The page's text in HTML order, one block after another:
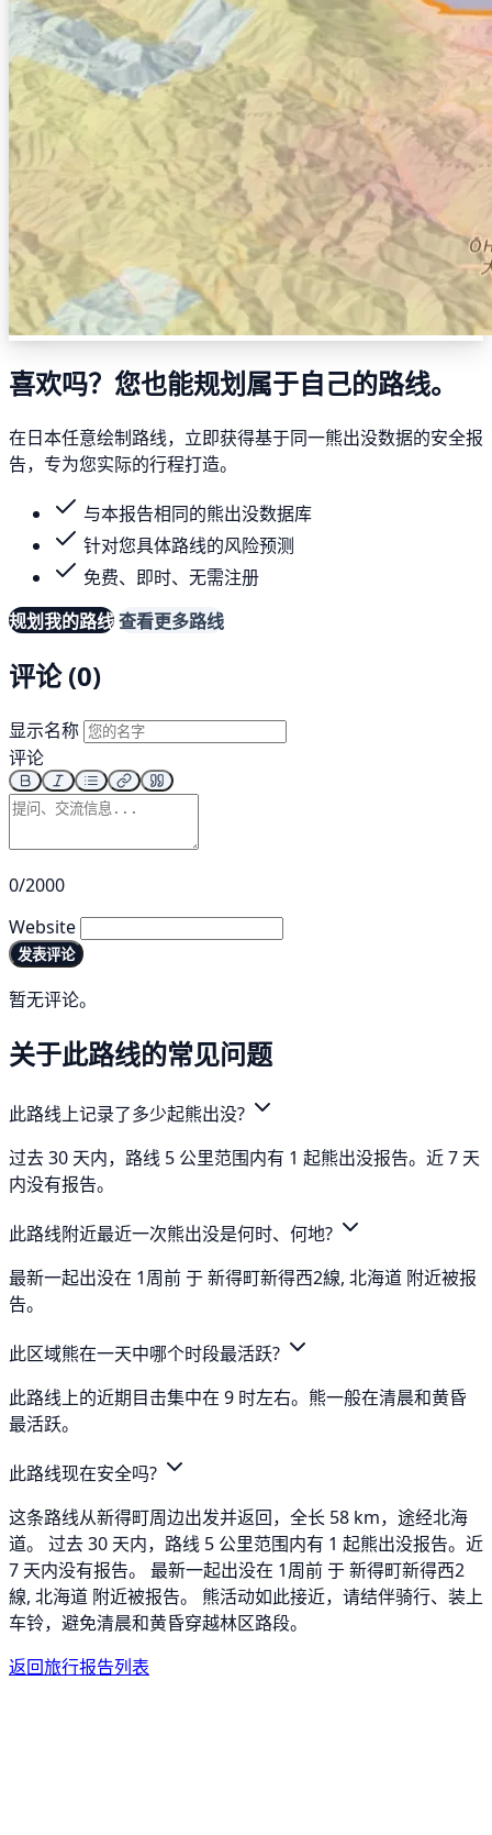
喜欢吗？您也能规划属于自己的路线。
在日本任意绘制路线，立即获得基于同一熊出没数据的安全报
告，专为您实际的行程打造。
与本报告相同的熊出没数据库
针对您具体路线的风险预测
免费、即时、无需注册
规划我的路线查看更多路线
评论 (0)
显示名称
评论
0/2000
Website
发表评论
暂无评论。
关于此路线的常见问题
此路线上记录了多少起熊出没?
过去 30 天内，路线 5 公里范围内有 1 起熊出没报告。近 7 天
内没有报告。
此路线附近最近一次熊出没是何时、何地?
最新一起出没在 1周前 于 新得町新得西2線, 北海道 附近被报
告。
此区域熊在一天中哪个时段最活跃?
此路线上的近期目击集中在 9 时左右。熊一般在清晨和黄昏
最活跃。
此路线现在安全吗?
这条路线从新得町周边出发并返回，全长 58 km，途经北海
道。 过去 30 天内，路线 5 公里范围内有 1 起熊出没报告。近
7 天内没有报告。 最新一起出没在 1周前 于 新得町新得西2
線, 北海道 附近被报告。 熊活动如此接近，请结伴骑行、装上
车铃，避免清晨和黄昏穿越林区路段。
返回旅行报告列表